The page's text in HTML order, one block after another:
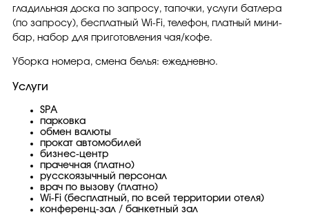
гладильная доска по запросу, тапочки, услуги батлера
(по запросу), бесплатный Wi-Fi, телефон, платный мини-
бар, набор для приготовления чая/кофе.
Уборка номера, смена белья: ежедневно.
Услуги
SPA
парковка
обмен валюты
прокат автомобилей
бизнес-центр
прачечная (платно)
русскоязычный персонал
врач по вызову (платно)
Wi-Fi (бесплатный, по всей территории отеля)
конференц-зал / банкетный зал